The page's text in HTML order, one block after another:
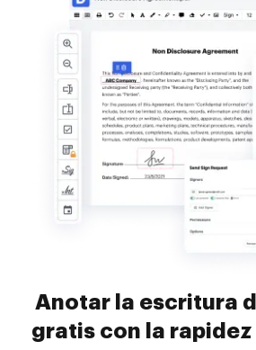
Anotar la escritura
gratis con la